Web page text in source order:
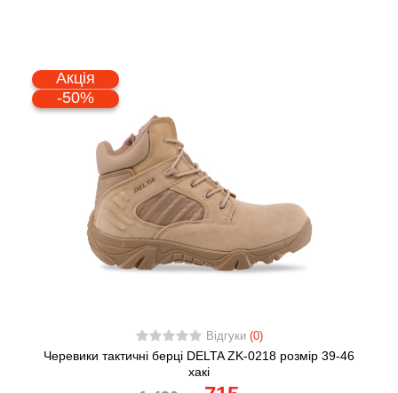
Акція
-50%
Відгуки (0)
Черевики тактичні берці DELTA ZK-0218 розмір 39-46
хакі